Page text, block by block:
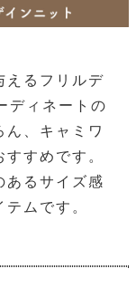
えるフリルデ
ディネートの
ん、キャミワ
すめです。
あるサイズ感
ムです。